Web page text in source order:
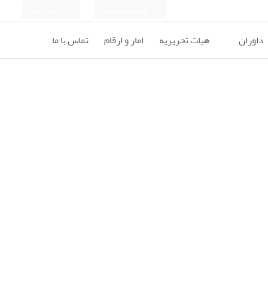
داوران هیات تحریریه امار و ارقام تماس با ما